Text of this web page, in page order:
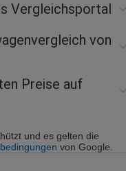
Vergleichsportal
von
Preise auf
und es gelten die
von Google.